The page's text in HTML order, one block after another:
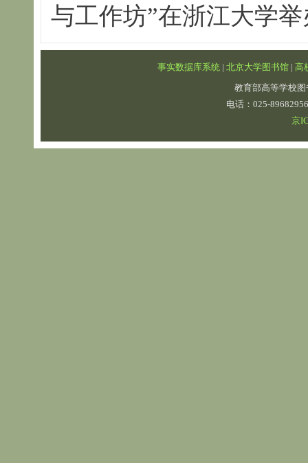
与工作坊”在浙江大学
事实数据库系统 | 北京大学图书馆| 高
教育部高等学校
电话：025-
京